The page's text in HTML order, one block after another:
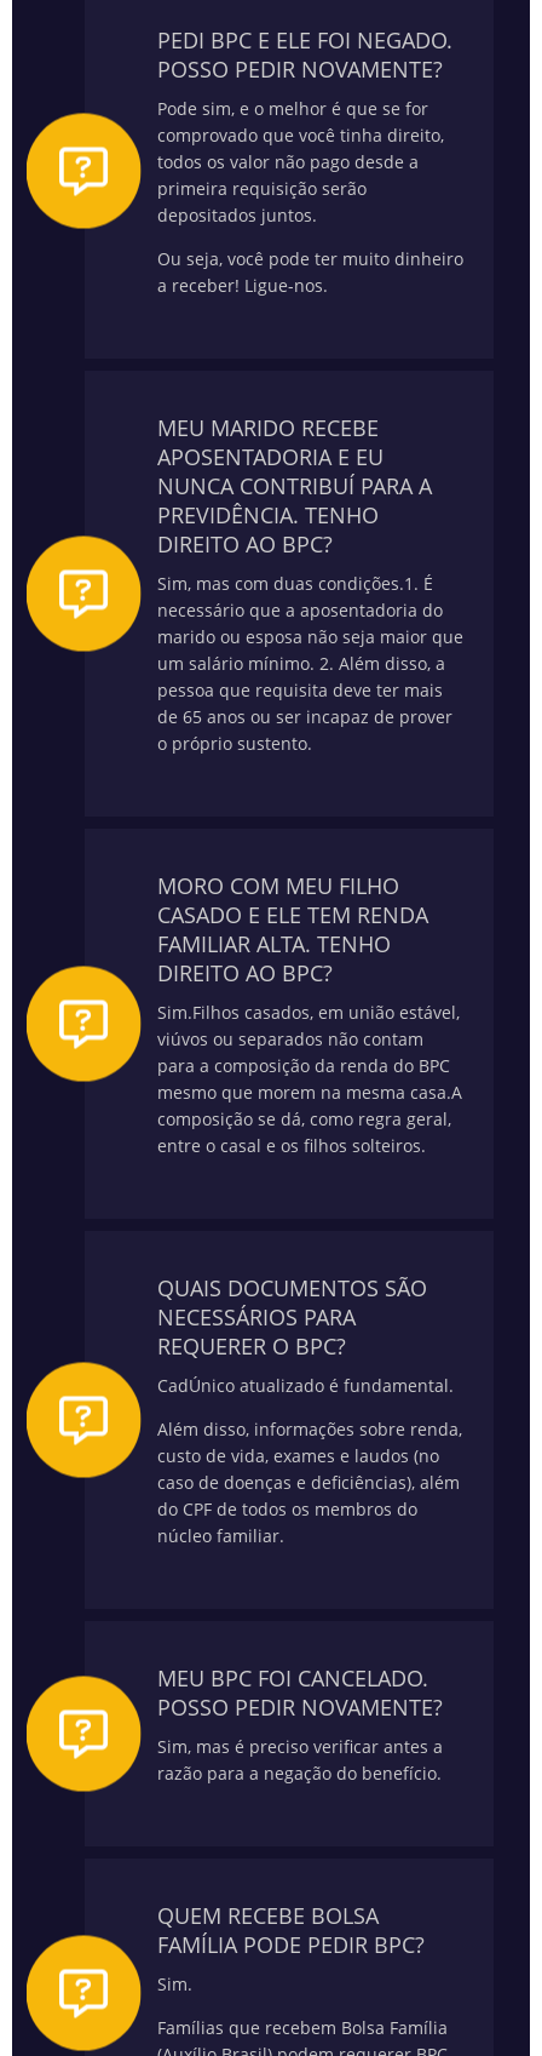
PEDI BPC E ELE FOI NEGADO.
POSSO PEDIR NOVAMENTE?
Pode sim, e o melhor é que se for
comprovado que você tinha direito,
todos os valor não pago desde a
primeira requisição serão
depositados juntos.
Ou seja, você pode ter muito dinheiro
a receber! Ligue-nos.
MEU MARIDO RECEBE
APOSENTADORIA E EU
NUNCA CONTRIBUÍ PARA A
PREVIDÊNCIA. TENHO
DIREITO AO BPC?
Sim, mas com duas condições.1. É
necessário que a aposentadoria do
marido ou esposa não seja maior que
um salário mínimo. 2. Além disso, a
pessoa que requisita deve ter mais
de 65 anos ou ser incapaz de prover
o próprio sustento.
MORO COM MEU FILHO
CASADO E ELE TEM RENDA
FAMILIAR ALTA. TENHO
DIREITO AO BPC?
Sim.Filhos casados, em união estável,
viúvos ou separados não contam
para a composição da renda do BPC
mesmo que morem na mesma casa.A
composição se dá, como regra geral,
entre o casal e os filhos solteiros.
QUAIS DOCUMENTOS SÃO
NECESSÁRIOS PARA
REQUERER O BPC?
CadÚnico atualizado é fundamental.
Além disso, informações sobre renda,
custo de vida, exames e laudos (no
caso de doenças e deficiências), além
do CPF de todos os membros do
núcleo familiar.
MEU BPC FOI CANCELADO.
POSSO PEDIR NOVAMENTE?
Sim, mas é preciso verificar antes a
razão para a negação do benefício.
QUEM RECEBE BOLSA
FAMÍLIA PODE PEDIR BPC?
Sim.
Famílias que recebem Bolsa Família